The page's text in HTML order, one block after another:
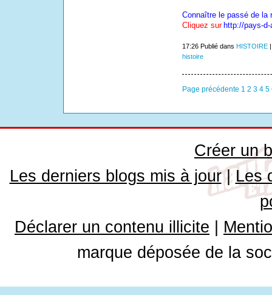
Connaître le passé de la
Cliquez sur http://pays-
17:26 Publié dans HISTOIRE
histoire
Page précédente 1 2 3 4 5
Créer un
Les derniers blogs mis à jour| Les
Déclarer un contenu illicite
marque déposée de la